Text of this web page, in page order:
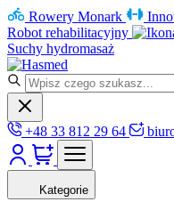
Rowery Monark
Robot rehabilitacyjny
Suchy hydromasaż
+48 33 812 29 64
Kategorie